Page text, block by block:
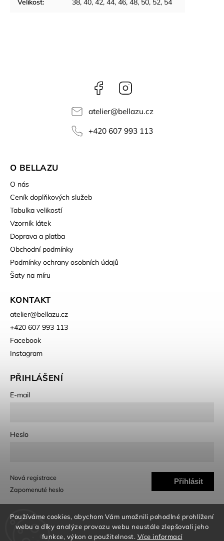
Používáme cookies, abychom Vám umožnili pohodlné prohlížení
webu a díky analýze provozu webu neustále zlepšovali jeho
funkce, výkon a použitelnost. Více informací
Velikost: 38, 40, 42, 44, 46, 48, 50, 52, 54
Facebook
atelier@bellazu.cz
+420 607 993 113
O BELLAZU
O nás
Ceník doplňkových služeb
Tabulka velikostí
Vzorník látek
Doprava a platba
Obchodní podmínky
Podmínky ochrany osobních údajů
Šaty na míru
KONTAKT
atelier@bellazu.cz
+420 607 993 113
Facebook
Instagram
PŘIHLÁŠENÍ
E-mail
Heslo
Přihlásit
Nová registrace
Zapomenuté heslo